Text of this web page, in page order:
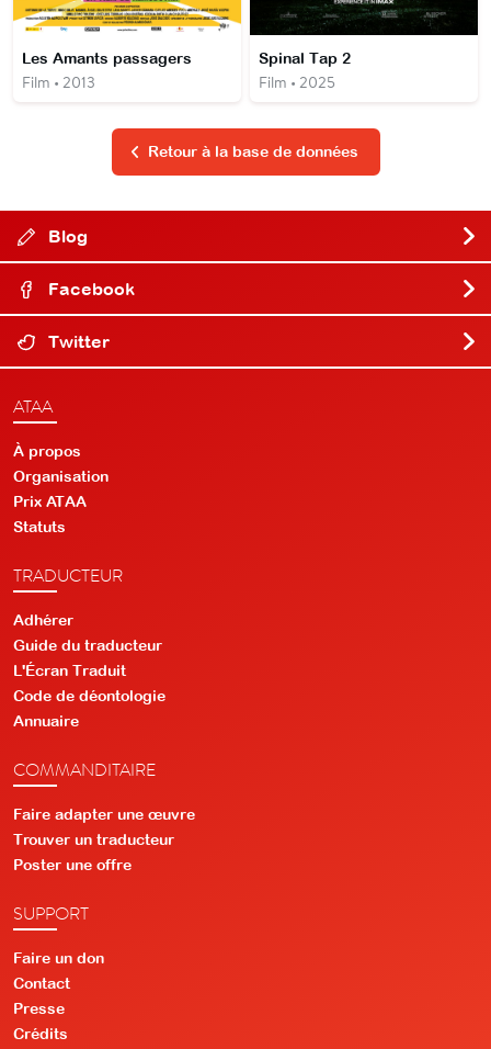
Les Amants passagers
Film • 2013
Spinal Tap 2
Film • 2025
Retour à la base de données
Blog
Facebook
Twitter
ATAA
À propos
Organisation
Prix ATAA
Statuts
TRADUCTEUR
Adhérer
Guide du traducteur
L'Écran Traduit
Code de déontologie
Annuaire
COMMANDITAIRE
Faire adapter une œuvre
Trouver un traducteur
Poster une offre
SUPPORT
Faire un don
Contact
Presse
Crédits